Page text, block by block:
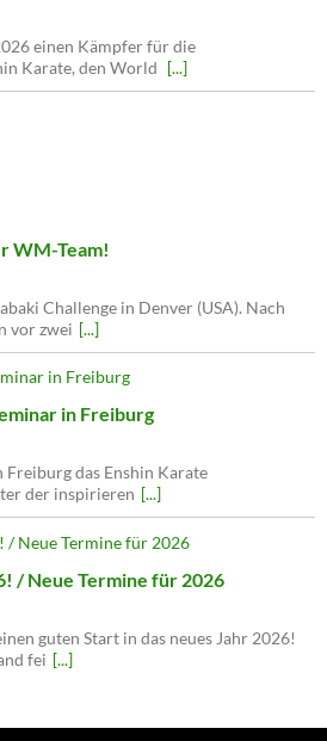
einen Kämpfer für die
Karate, den World [...]
WM-Team!
Challenge in Denver (USA). Nach
vor zwei [...]
in Freiburg
Freiburg das Enshin Karate
der inspirieren [...]
/ Neue Termine für 2026
guten Start in das neues Jahr 2026!
fei [...]